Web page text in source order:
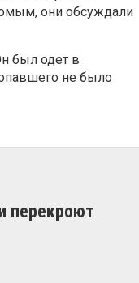
они обсуждали
был одет в
не было
перекроют